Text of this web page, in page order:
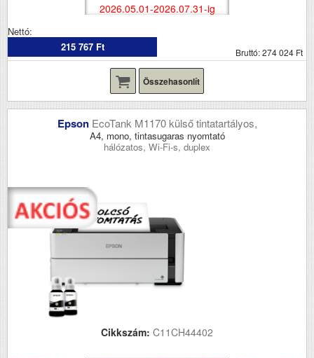
2026.05.01-2026.07.31-ig
Nettó:
215 767 Ft
Bruttó: 274 024 Ft
Összehasonlít
Epson EcoTank M1170 külső tintatartályos,
A4, mono, tintasugaras nyomtató
hálózatos, Wi-Fi-s, duplex
Cikkszám: C11CH44402